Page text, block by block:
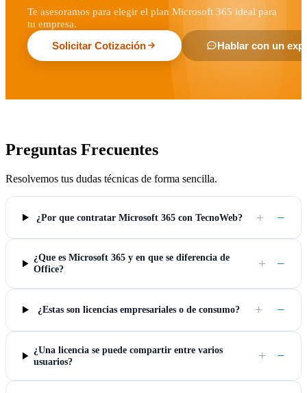
Te asesoramos para elegir el plan Microsoft 365 ideal para
tu empresa.
Solicitar Cotización
Hablar con un
Preguntas Frecuentes
Resolvemos tus dudas técnicas de forma sencilla.
¿Por que contratar Microsoft 365 con TecnoWeb? + −
¿Que es Microsoft 365 y en que se diferencia de
Office?
+ −
¿Estas son licencias empresariales o de consumo? + −
¿Una licencia se puede compartir entre varios
usuarios?
+ −